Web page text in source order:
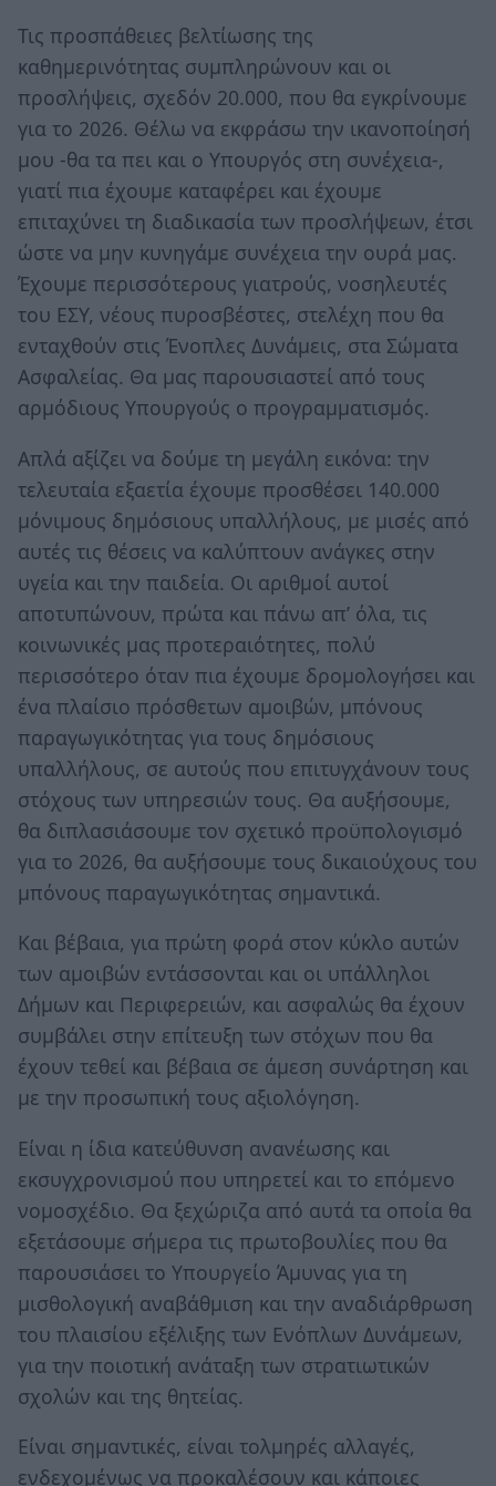
Τις προσπάθειες βελτίωσης της
καθημερινότητας συμπληρώνουν και οι
προσλήψεις, σχεδόν 20.000, που θα εγκρίνουμε
για το 2026. Θέλω να εκφράσω την ικανοποίησή
μου -θα τα πει και ο Υπουργός στη συνέχεια-,
γιατί πια έχουμε καταφέρει και έχουμε
επιταχύνει τη διαδικασία των προσλήψεων, έτσι
ώστε να μην κυνηγάμε συνέχεια την ουρά μας.
Έχουμε περισσότερους γιατρούς, νοσηλευτές
του ΕΣΥ, νέους πυροσβέστες, στελέχη που θα
ενταχθούν στις Ένοπλες Δυνάμεις, στα Σώματα
Ασφαλείας. Θα μας παρουσιαστεί από τους
αρμόδιους Υπουργούς ο προγραμματισμός.
Απλά αξίζει να δούμε τη μεγάλη εικόνα: την
τελευταία εξαετία έχουμε προσθέσει 140.000
μόνιμους δημόσιους υπαλλήλους, με μισές από
αυτές τις θέσεις να καλύπτουν ανάγκες στην
υγεία και την παιδεία. Οι αριθμοί αυτοί
αποτυπώνουν, πρώτα και πάνω απ’ όλα, τις
κοινωνικές μας προτεραιότητες, πολύ
περισσότερο όταν πια έχουμε δρομολογήσει και
ένα πλαίσιο πρόσθετων αμοιβών, μπόνους
παραγωγικότητας για τους δημόσιους
υπαλλήλους, σε αυτούς που επιτυγχάνουν τους
στόχους των υπηρεσιών τους. Θα αυξήσουμε,
θα διπλασιάσουμε τον σχετικό προϋπολογισμό
για το 2026, θα αυξήσουμε τους δικαιούχους του
μπόνους παραγωγικότητας σημαντικά.
Και βέβαια, για πρώτη φορά στον κύκλο αυτών
των αμοιβών εντάσσονται και οι υπάλληλοι
Δήμων και Περιφερειών, και ασφαλώς θα έχουν
συμβάλει στην επίτευξη των στόχων που θα
έχουν τεθεί και βέβαια σε άμεση συνάρτηση και
με την προσωπική τους αξιολόγηση.
Είναι η ίδια κατεύθυνση ανανέωσης και
εκσυγχρονισμού που υπηρετεί και το επόμενο
νομοσχέδιο. Θα ξεχώριζα από αυτά τα οποία θα
εξετάσουμε σήμερα τις πρωτοβουλίες που θα
παρουσιάσει το Υπουργείο Άμυνας για τη
μισθολογική αναβάθμιση και την αναδιάρθρωση
του πλαισίου εξέλιξης των Ενόπλων Δυνάμεων,
για την ποιοτική ανάταξη των στρατιωτικών
σχολών και της θητείας.
Είναι σημαντικές, είναι τολμηρές αλλαγές,
ενδεχομένως να προκαλέσουν και κάποιες